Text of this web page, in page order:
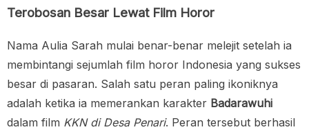
Terobosan Besar Lewat Film Horor
Nama Aulia Sarah mulai benar-benar melejit setelah ia
membintangi sejumlah film horor Indonesia yang sukses
besar di pasaran. Salah satu peran paling ikoniknya
adalah ketika ia memerankan karakter Badarawuhi
dalam film KKN di Desa Penari. Peran tersebut berhasil